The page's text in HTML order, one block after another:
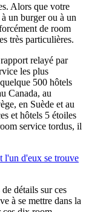
Alors que votre
un burger ou à un
de room
très particulières.
relayé par
les plus
500 hôtels
Canada, au
en Suède et au
et hôtels 5 étoiles
service tordus, il
l'un d'eux se trouve
détails sur ces
à se mettre dans la